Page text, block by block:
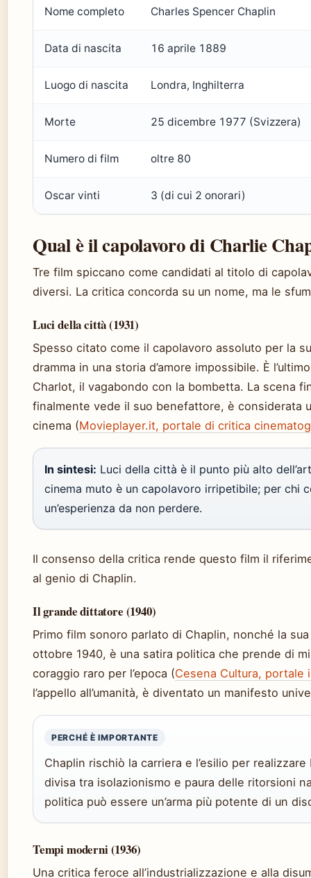
Nome completo Charles Spencer Chaplin
Data di nascita 16 aprile 1889
Luogo di nascita Londra, Inghilterra
Morte 25 dicembre 1977 (Svizzera)
Numero di film oltre 80
Oscar vinti 3 (di cui 2 onorari)
Qual è il capolavoro di Charlie
Tre film spiccano come candidati al titolo di
diversi. La critica concorda su un nome, ma le
Luci della città (1931)
Spesso citato come il capolavoro assoluto per la
dramma in una storia d’amore impossibile. È
Charlot, il vagabondo con la bombetta. La scena
finalmente vede il suo benefattore, è considerata
cinema (Movieplayer.it, portale di critica
In sintesi: Luci della città è il punto più alto
cinema muto è un capolavoro irripetibile; per chi
un’esperienza da non perdere.
Il consenso della critica rende questo film il
al genio di Chaplin.
Il grande dittatore (1940)
Primo film sonoro parlato di Chaplin, nonché la
ottobre 1940, è una satira politica che prende di
coraggio raro per l’epoca (Cesena Cultura, portale
l’appello all’umanità, è diventato un manifesto
PERCHÉ È IMPORTANTE
Chaplin rischiò la carriera e l’esilio per
divisa tra isolazionismo e paura delle ritorsioni
politica può essere un’arma più potente di un
Tempi moderni (1936)
Una critica feroce all’industrializzazione e alla